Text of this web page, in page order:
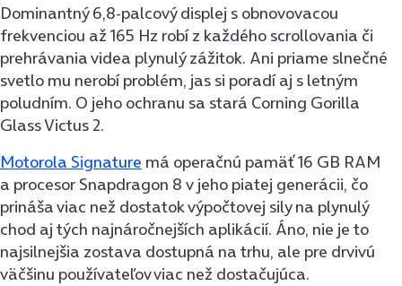
Dominantný 6,8-palcový displej s obnovovacou
frekvenciou až 165 Hz robí z každého scrollovania či
prehrávania videa plynulý zážitok. Ani priame slnečné
svetlo mu nerobí problém, jas si poradí aj s letným
poludním. O jeho ochranu sa stará Corning Gorilla
Glass Victus 2.
Motorola Signature má operačnú pamäť 16 GB RAM
a procesor Snapdragon 8 v jeho piatej generácii, čo
prináša viac než dostatok výpočtovej sily na plynulý
chod aj tých najnáročnejších aplikácií. Áno, nie je to
najsilnejšia zostava dostupná na trhu, ale pre drvivú
väčšinu používateľov viac než dostačujúca.